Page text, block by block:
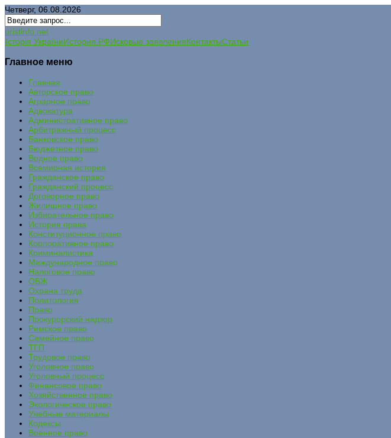
Четверг, 06.08.2026
uristinfo.net
Історія УкраїниИстория РФИсковые заявленияКонтактыСтатьи
Главное меню
Главная
Авторское право
Аграрное право
Адвокатура
Административное право
Арбитражный процесс
Банковское право
Бюджетное право
Водное право
Всемирная история
Гражданское право
Гражданский процесс
Договорное право
Жилищное право
Избирательное право
История права
Конституционное право
Корпоративное право
Криминалистика
Международное право
Налоговое право
ОБЖ
Охрана труда
Политология
Право
Прокурорский надзор
Римское право
Семейное право
ТГП
Трудовое право
Уголовное право
Уголовный процесс
Финансовое право
Хозяйственное право
Экологическое право
Учебные материалы
Кодексы
Военное право